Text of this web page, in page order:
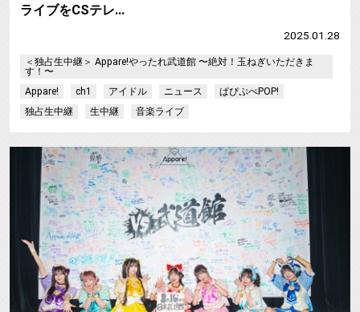
ライブをCSテレ…
2025.01.28
＜独占生中継＞ Appare!やったれ武道館 〜絶対！玉ねぎいただきま
す！〜
Appare!
ch1 アイドル ニュース
ぱぴぷぺPOP!
独占生中継
生中継 音楽ライブ